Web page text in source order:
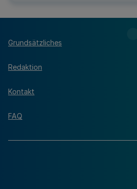
Grundsätzliches
Redaktion
Kontakt
FAQ